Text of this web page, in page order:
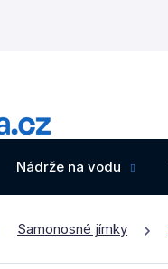
Nádrže na vodu
Samonosné jímky